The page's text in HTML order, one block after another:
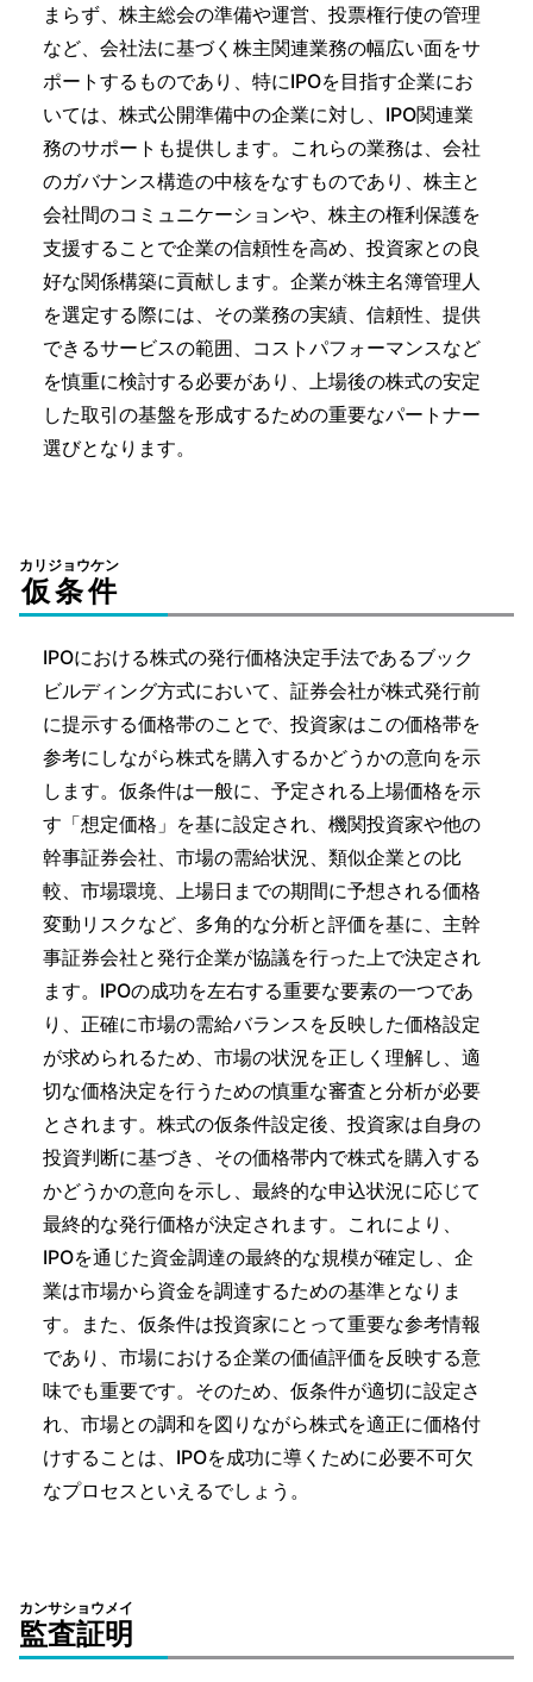
まらず、株主総会の準備や運営、投票権行使の管理
など、会社法に基づく株主関連業務の幅広い面をサ
ポートするものであり、特にIPOを目指す企業にお
いては、株式公開準備中の企業に対し、IPO関連業
務のサポートも提供します。これらの業務は、会社
のガバナンス構造の中核をなすものであり、株主と
会社間のコミュニケーションや、株主の権利保護を
支援することで企業の信頼性を高め、投資家との良
好な関係構築に貢献します。企業が株主名簿管理人
を選定する際には、その業務の実績、信頼性、提供
できるサービスの範囲、コストパフォーマンスなど
を慎重に検討する必要があり、上場後の株式の安定
した取引の基盤を形成するための重要なパートナー
選びとなります。
仮条件
カリジョウケン
IPOにおける株式の発行価格決定手法であるブック
ビルディング方式において、証券会社が株式発行前
に提示する価格帯のことで、投資家はこの価格帯を
参考にしながら株式を購入するかどうかの意向を示
します。仮条件は一般に、予定される上場価格を示
す「想定価格」を基に設定され、機関投資家や他の
幹事証券会社、市場の需給状況、類似企業との比
較、市場環境、上場日までの期間に予想される価格
変動リスクなど、多角的な分析と評価を基に、主幹
事証券会社と発行企業が協議を行った上で決定され
ます。IPOの成功を左右する重要な要素の一つであ
り、正確に市場の需給バランスを反映した価格設定
が求められるため、市場の状況を正しく理解し、適
切な価格決定を行うための慎重な審査と分析が必要
とされます。株式の仮条件設定後、投資家は自身の
投資判断に基づき、その価格帯内で株式を購入する
かどうかの意向を示し、最終的な申込状況に応じて
最終的な発行価格が決定されます。これにより、
IPOを通じた資金調達の最終的な規模が確定し、企
業は市場から資金を調達するための基準となりま
す。また、仮条件は投資家にとって重要な参考情報
であり、市場における企業の価値評価を反映する意
味でも重要です。そのため、仮条件が適切に設定さ
れ、市場との調和を図りながら株式を適正に価格付
けすることは、IPOを成功に導くために必要不可欠
なプロセスといえるでしょう。
監査証明
カンサショウメイ